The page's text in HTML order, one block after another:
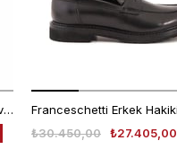
Moreschi Erkek Hakiki Deri Kahverengi Loafer Konforlu Ayakkabı
₺27.405,00
₺30.450,00